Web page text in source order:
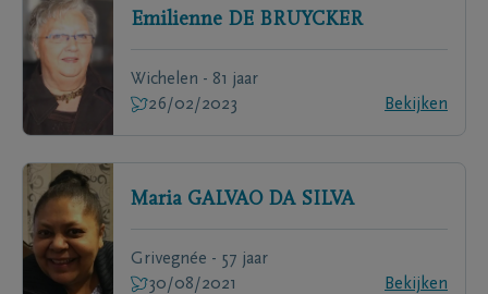
Emilienne DE BRUYCKER
Wichelen - 81 jaar
26/02/2023
Bekijken
Maria GALVAO DA SILVA
Grivegnée - 57 jaar
30/08/2021
Bekijken